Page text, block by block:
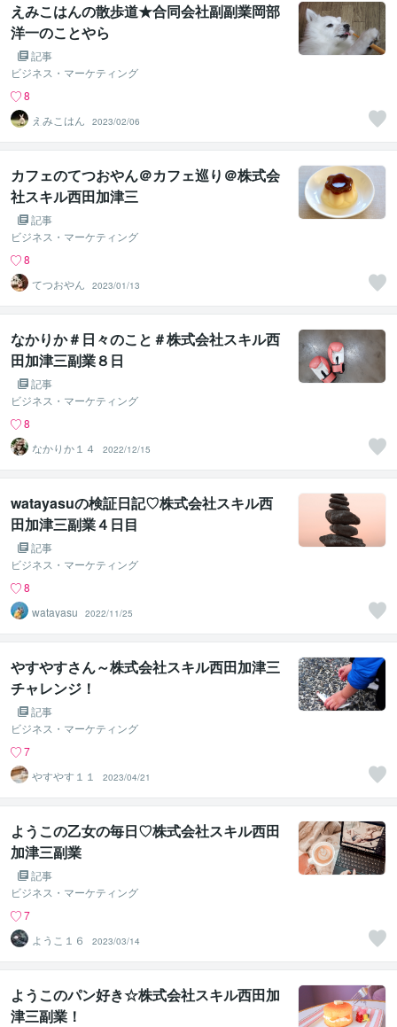
えみこはんの散歩道★合同会社副副業岡部
洋一のことやら
記事
ビジネス・マーケティング
8
えみこはん
2023/02/06
カフェのてつおやん＠カフェ巡り＠株式会
社スキル西田加津三
記事
ビジネス・マーケティング
8
てつおやん
2023/01/13
なかりか＃日々のこと＃株式会社スキル西
田加津三副業８日
記事
ビジネス・マーケティング
8
なかりか１４
2022/12/15
watayasuの検証日記♡株式会社スキル西
田加津三副業４日目
記事
ビジネス・マーケティング
8
watayasu
2022/11/25
やすやすさん～株式会社スキル西田加津三
チャレンジ！
記事
ビジネス・マーケティング
7
やすやす１１
2023/04/21
ようこの乙女の毎日♡株式会社スキル西田
加津三副業
記事
ビジネス・マーケティング
7
ようこ１６
2023/03/14
ようこのパン好き☆株式会社スキル西田加
津三副業！